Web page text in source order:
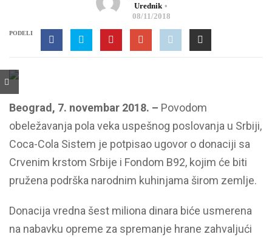
Urednik
08/11/2018
PODELI
Beograd, 7. novembar 2018. – Povodom
obeležavanja pola veka uspešnog poslovanja u Srbiji,
Coca-Cola Sistem je potpisao ugovor o donaciji sa
Crvenim krstom Srbije i Fondom B92, kojim će biti
pružena podrška narodnim kuhinjama širom zemlje.
Donacija vredna šest miliona dinara biće usmerena
na nabavku opreme za spremanje hrane zahvaljući